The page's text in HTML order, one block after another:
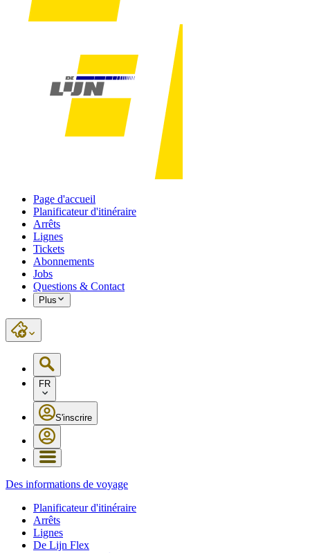
Page d'accueil
Planificateur d'itinéraire
Arrêts
Lignes
Tickets
Abonnements
Jobs
Questions & Contact
Plus
FR
S'inscrire
Des informations de voyage
Planificateur d'itinéraire
Arrêts
Lignes
De Lijn Flex